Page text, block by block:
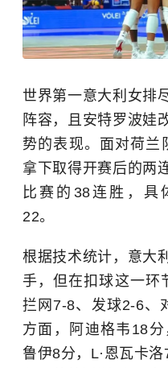
世界第一意大利女排
阵容，且安特罗波娃
势的表现。面对荷兰
拿下取得开赛后的两
比赛的38连胜，具
22。
根据技术统计，意大
手，但在扣球这一环
拦网7-8、发球2-6、
方面，阿迪格韦18
鲁伊8分，L·恩瓦卡